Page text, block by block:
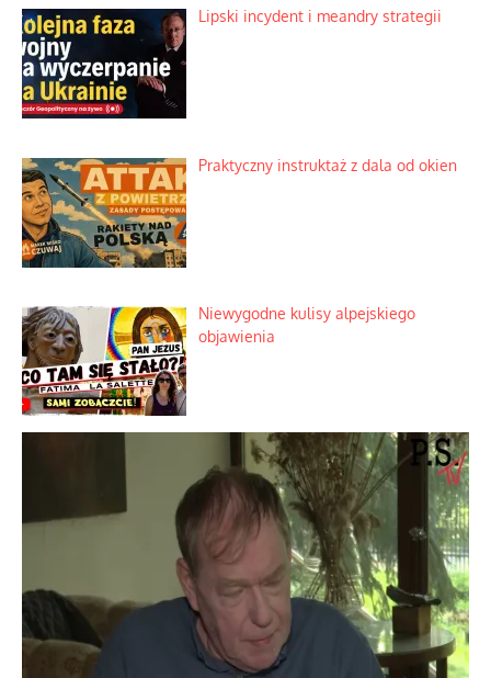
Lipski incydent i meandry strategii
Praktyczny instruktaż z dala od okien
Niewygodne kulisy alpejskiego
objawienia